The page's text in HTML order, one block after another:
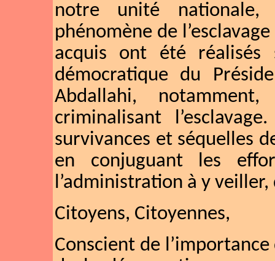
notre unité nationale,
phénomène de
acquis ont été
démocratique du
Abdallahi,
criminalisant
survivances et séquelles
en conjuguant les
l’administration à y
Citoyens, Citoyennes,
Conscient de